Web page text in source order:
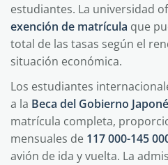
estudiantes. La universidad
exención de matrícula que
total de las tasas según el
situación económica.
Los estudiantes
a la Beca del Gobierno
matrícula completa,
mensuales de 117 000-145
avión de ida y vuelta. La